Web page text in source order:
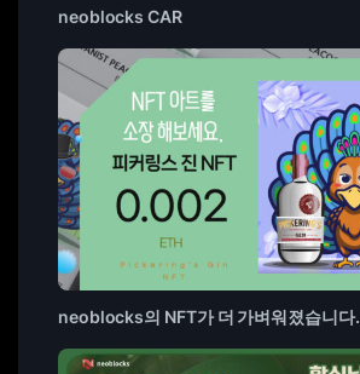
neoblocks CAR
neoblocks의 NFT가 더 가벼워졌습니다.